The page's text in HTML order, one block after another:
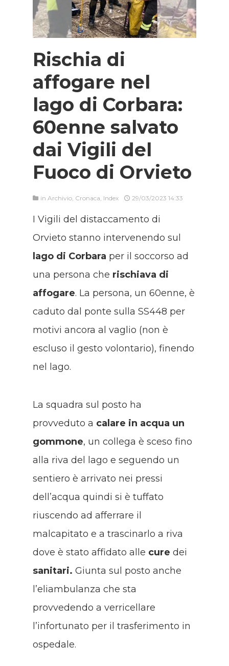
Rischia di
affogare nel
lago di Corbara:
60enne salvato
dai Vigili del
Fuoco di Orvieto
in Archivio, Cronaca, Index 29/03/2023 14:33
I Vigili del distaccamento di
Orvieto stanno intervenendo sul
lago di Corbara per il soccorso ad
una persona che rischiava di
affogare. La persona, un 60enne, è
caduto dal ponte sulla SS448 per
motivi ancora al vaglio (non è
escluso il gesto volontario), finendo
nel lago.
La squadra sul posto ha
provveduto a calare in acqua un
gommone, un collega è sceso fino
alla riva del lago e seguendo un
sentiero è arrivato nei pressi
dell’acqua quindi si è tuffato
riuscendo ad afferrare il
malcapitato e a trascinarlo a riva
dove è stato affidato alle cure dei
sanitari. Giunta sul posto anche
l’eliambulanza che sta
provvedendo a verricellare
l’infortunato per il trasferimento in
ospedale.